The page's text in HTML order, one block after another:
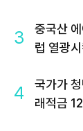
3
중국산
럽 열광
4
국가가
래적금